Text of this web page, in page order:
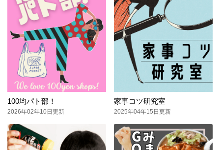
100均パト部！
2026年02年10日更新
家事コツ研究室
2025年04年15日更新